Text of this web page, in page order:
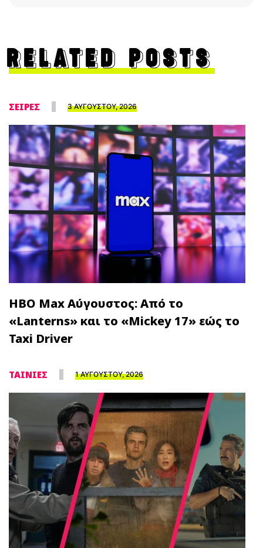
RELATED POSTS
ΣΕΙΡΕΣ 3 ΑΥΓΟΥΣΤΟΥ, 2026
HBO Max Αύγουστος: Από το
«Lanterns» και το «Mickey 17» εώς το
Taxi Driver
ΤΑΙΝΙΕΣ 1 ΑΥΓΟΥΣΤΟΥ, 2026